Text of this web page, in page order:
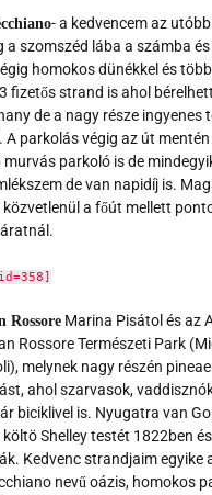
- a kedvencem az
a szomszéd lába a számba
homokos dünékkel és
fizetős strand is ahol
de a nagy része ingyenes
parkolás végig az út
parkoló is de
de van napidíj is.
a főút mellett
Rossore Marina Pisátol és az
Rossore Természeti Park
melynek nagy részén
ahol szarvasok,
biciklivel is. Nyugatra van
Shelley testét 1822ben
Kedvenc strandjaim egyike
nevű oázis, homokos